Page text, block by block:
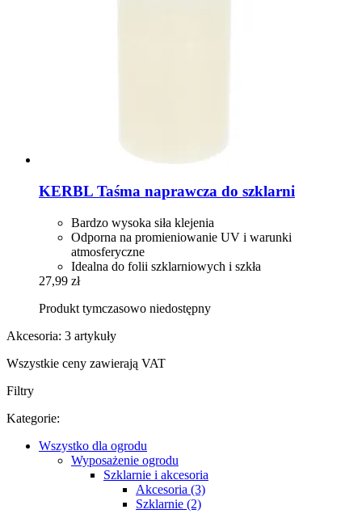
KERBL Taśma naprawcza do szklarni
Bardzo wysoka siła klejenia
Odporna na promieniowanie UV i warunki
atmosferyczne
Idealna do folii szklarniowych i szkła
27,99 zł
Produkt tymczasowo niedostępny
Akcesoria: 3 artykuły
Wszystkie ceny zawierają VAT
Filtry
Kategorie:
Wszystko dla ogrodu
Wyposażenie ogrodu
Szklarnie i akcesoria
Akcesoria (3)
Szklarnie (2)